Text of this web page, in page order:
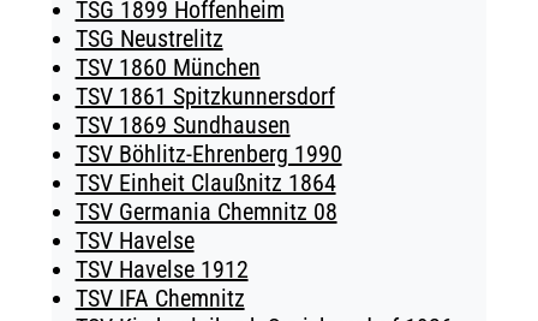
TSG 1899 Hoffenheim
TSG Neustrelitz
TSV 1860 München
TSV 1861 Spitzkunnersdorf
TSV 1869 Sundhausen
TSV Böhlitz-Ehrenberg 1990
TSV Einheit Claußnitz 1864
TSV Germania Chemnitz 08
TSV Havelse
TSV Havelse 1912
TSV IFA Chemnitz